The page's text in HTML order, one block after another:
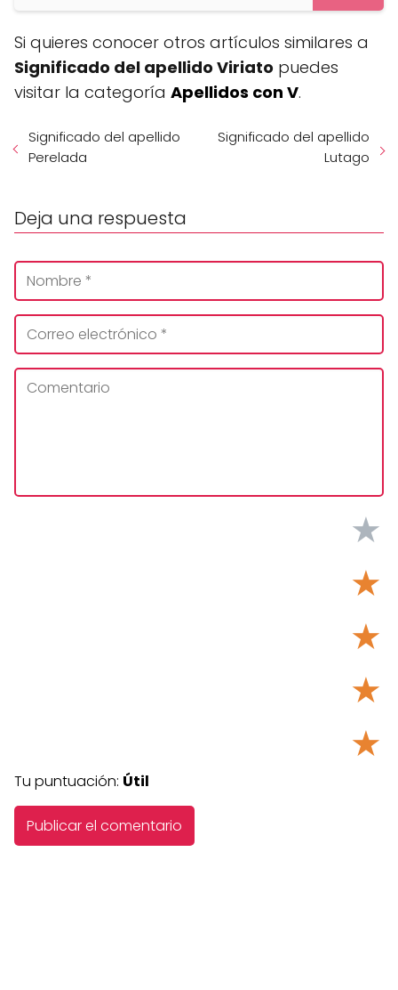
Si quieres conocer otros artículos similares a
Significado del apellido Viriato puedes
visitar la categoría Apellidos con V.
Significado del apellido
Perelada
Significado del apellido
Lutago
Deja una respuesta
★
★
★
★
★
Tu puntuación: Útil